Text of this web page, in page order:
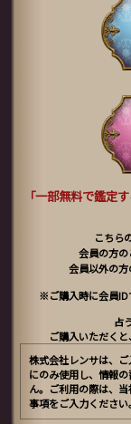
「一部無料で鑑定す
こちら
会員の方
会員以外の
※ご購入時に会員ID
占
ご購入いただく
株式会社レンサは、
にのみ使用し、情報
ん。ご利用の際は、
事項をご入力ください